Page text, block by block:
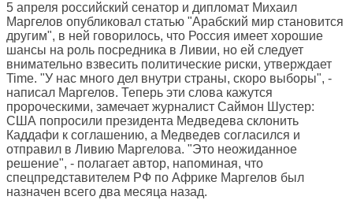
5 апреля российский сенатор и дипломат Михаил
Маргелов опубликовал статью "Арабский мир становится
другим", в ней говорилось, что Россия имеет хорошие
шансы на роль посредника в Ливии, но ей следует
внимательно взвесить политические риски, утверждает
Time. "У нас много дел внутри страны, скоро выборы", -
написал Маргелов. Теперь эти слова кажутся
пророческими, замечает журналист Саймон Шустер:
США попросили президента Медведева склонить
Каддафи к соглашению, а Медведев согласился и
отправил в Ливию Маргелова. "Это неожиданное
решение", - полагает автор, напоминая, что
спецпредставителем РФ по Африке Маргелов был
назначен всего два месяца назад.